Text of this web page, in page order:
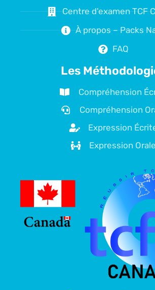
Centre d'examen TCF
À propos – Packs
FAQ
Les
Compréhension
Compréhension
Expression
Expression Orale